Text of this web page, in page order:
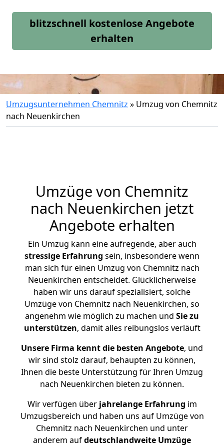
blitzschnell kostenlose Angebote
erhalten
Umzugsunternehmen Chemnitz » Umzug von Chemnitz
nach Neuenkirchen
Umzüge von Chemnitz
nach Neuenkirchen jetzt
Angebote erhalten
Ein Umzug kann eine aufregende, aber auch
stressige Erfahrung sein, insbesondere wenn
man sich für einen Umzug von Chemnitz nach
Neuenkirchen entscheidet. Glücklicherweise
haben wir uns darauf spezialisiert, solche
Umzüge von Chemnitz nach Neuenkirchen, so
angenehm wie möglich zu machen und Sie zu
unterstützen, damit alles reibungslos verläuft
Unsere Firma kennt die besten Angebote, und
wir sind stolz darauf, behaupten zu können,
Ihnen die beste Unterstützung für Ihren Umzug
nach Neuenkirchen bieten zu können.
Wir verfügen überjahrelange Erfahrung im
Umzugsbereich und haben uns auf Umzüge von
Chemnitz nach Neuenkirchen und unter
anderem aufdeutschlandweite Umzüge